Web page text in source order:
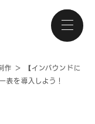
作 ＞
【インバウンドに
表を導入しよう！